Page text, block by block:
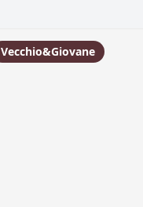
Vecchio&Giovane